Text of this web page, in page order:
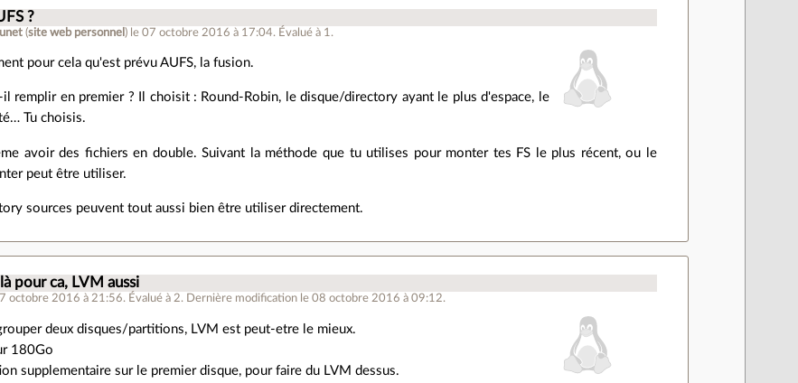
?
(site web personnel ) le 07 octobre 2016 à 17:04. Évalué à 1 .
pour cela qu'est prévu AUFS, la fusion.
il remplir en premier ? Il choisit : Round-Robin, le disque/directory ayant le plus d'espace, le
Tu choisis.
avoir des fichiers en double. Suivant la méthode que tu utilises pour monter tes FS le plus récent, ou le
peut être utiliser.
sources peuvent tout aussi bien être utiliser directement.
pour ca, LVM aussi
octobre 2016 à 21:56. Évalué à 2. Dernière modification le 08 octobre 2016 à 09:12.
deux disques/partitions, LVM est peut-etre le mieux.
180Go
supplementaire sur le premier disque, pour faire du LVM dessus.